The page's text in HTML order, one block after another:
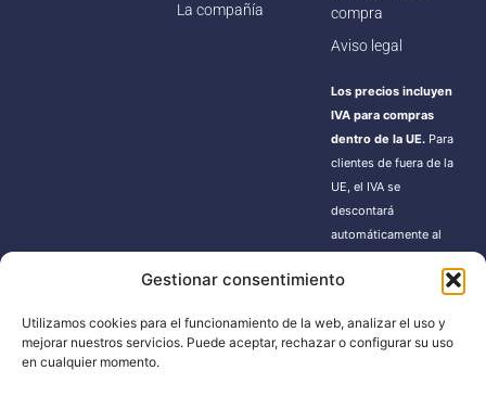
Gestionar consentimiento
Utilizamos cookies para el funcionamiento de la web, analizar el uso y
mejorar nuestros servicios. Puede aceptar, rechazar o configurar su uso
en cualquier momento.
La compañía
compra
Aviso legal
Los precios incluyen
IVA para compras
dentro de la UE. Para
clientes de fuera de la
UE, el IVA se
descontará
automáticamente al
Estos pedidos pueden
de importación según
la normativa de cada